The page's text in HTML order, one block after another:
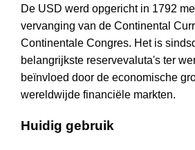
De USD werd opgericht in 1792
vervanging van de Continental
Continentale Congres. Het is
belangrijkste reservevaluta's ter
beïnvloed door de economische
wereldwijde financiële markten.
Huidig gebruik